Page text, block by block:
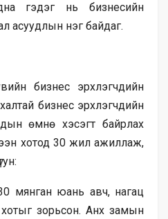
гэдэг нь бизнесийн
асуудлын нэг байдаг.
бизнес эрхлэгчдийн
бизнес эрхлэгчдийн
өмнө хэсэгт байрлах
хотод 30 жил ажиллаж,
мянган юань авч, нагац
зорьсон. Анх замын